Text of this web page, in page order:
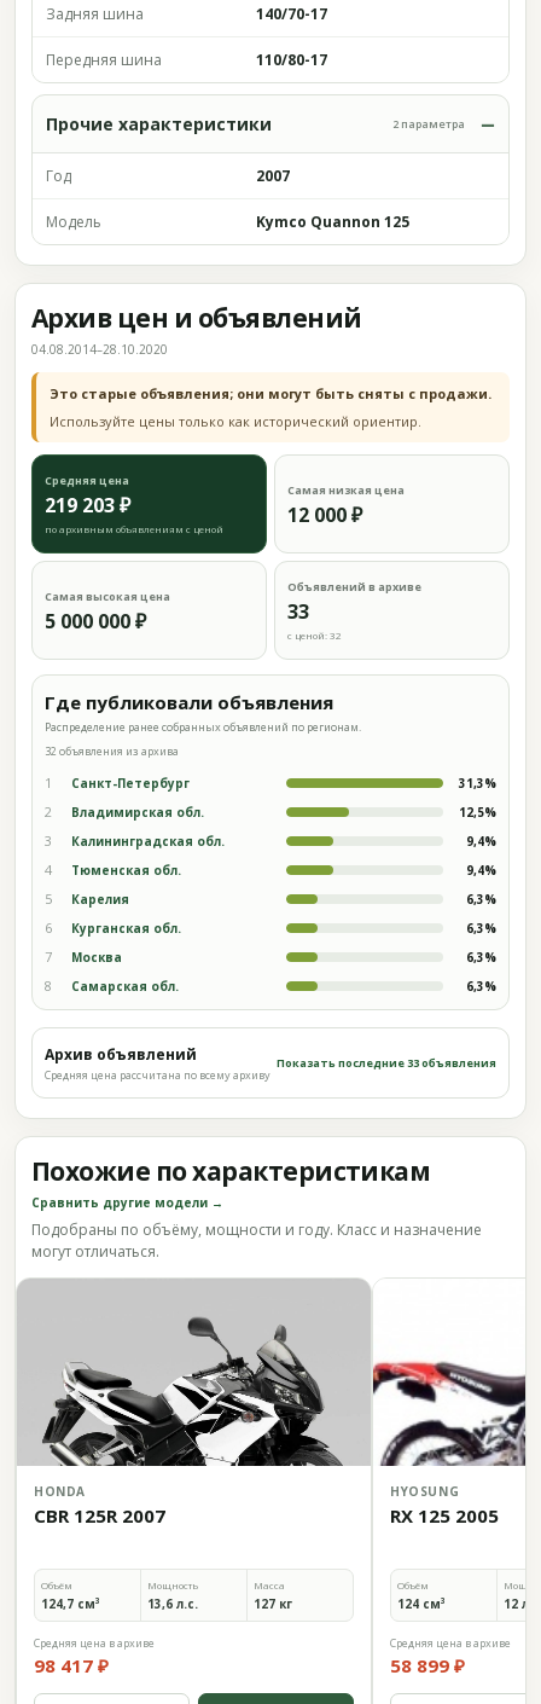
Задняя шина 140/70-17
Передняя шина 110/80-17
Прочие характеристики 2 параметра
Год 2007
Модель Kymco Quannon 125
Архив цен и объявлений
04.08.2014–28.10.2020
Это старые объявления; они могут быть сняты с продажи.
Используйте цены только как исторический ориентир.
Средняя цена
219 203 ₽
по архивным объявлениям с ценой
Самая низкая цена
12 000 ₽
Самая высокая цена
5 000 000 ₽
Объявлений в архиве
33
с ценой: 32
Где публиковали объявления
Распределение ранее собранных объявлений по регионам.
32 объявления из архива
1 Санкт-Петербург 31,3%
2 Владимирская обл. 12,5%
3 Калининградская обл. 9,4%
4 Тюменская обл. 9,4%
5 Карелия 6,3%
6 Курганская обл. 6,3%
7 Москва 6,3%
8 Самарская обл. 6,3%
Архив объявлений
Средняя цена рассчитана по всему архиву
Показать последние 33 объявления
Похожие по характеристикам
Сравнить другие модели →
Подобраны по объёму, мощности и году. Класс и назначение
могут отличаться.
HONDA
CBR 125R 2007
Объём
124,7 см³
Мощность
13,6 л.с.
Масса
127 кг
Средняя цена в архиве
98 417 ₽
HYOSUNG
RX 125 2005
Объём
124 см³ 12
Средняя цена в архиве
58 899 ₽